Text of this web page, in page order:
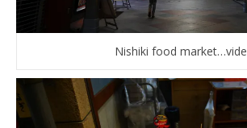
Nishiki food market…vide